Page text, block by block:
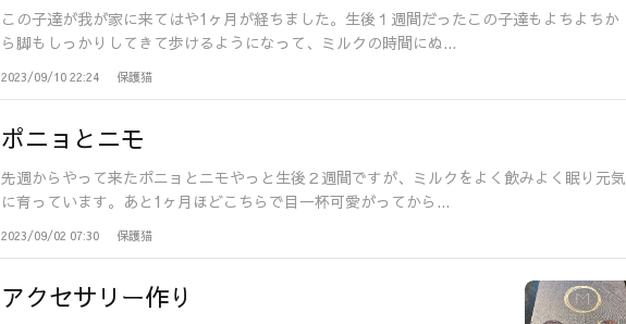
この子達が我が家に来てはや1ヶ月が経ちました。生後１週間だったこの子達もよちよちか
ら脚もしっかりしてきて歩けるようになって、ミルクの時間にぬ...
2023/09/10 22:24 保護猫
ポニョとニモ
先週からやって来たポニョとニモやっと生後２週間ですが、ミルクをよく飲みよく眠り元気
に育っています。あと1ヶ月ほどこちらで目一杯可愛がってから...
2023/09/02 07:30 保護猫
アクセサリー作り